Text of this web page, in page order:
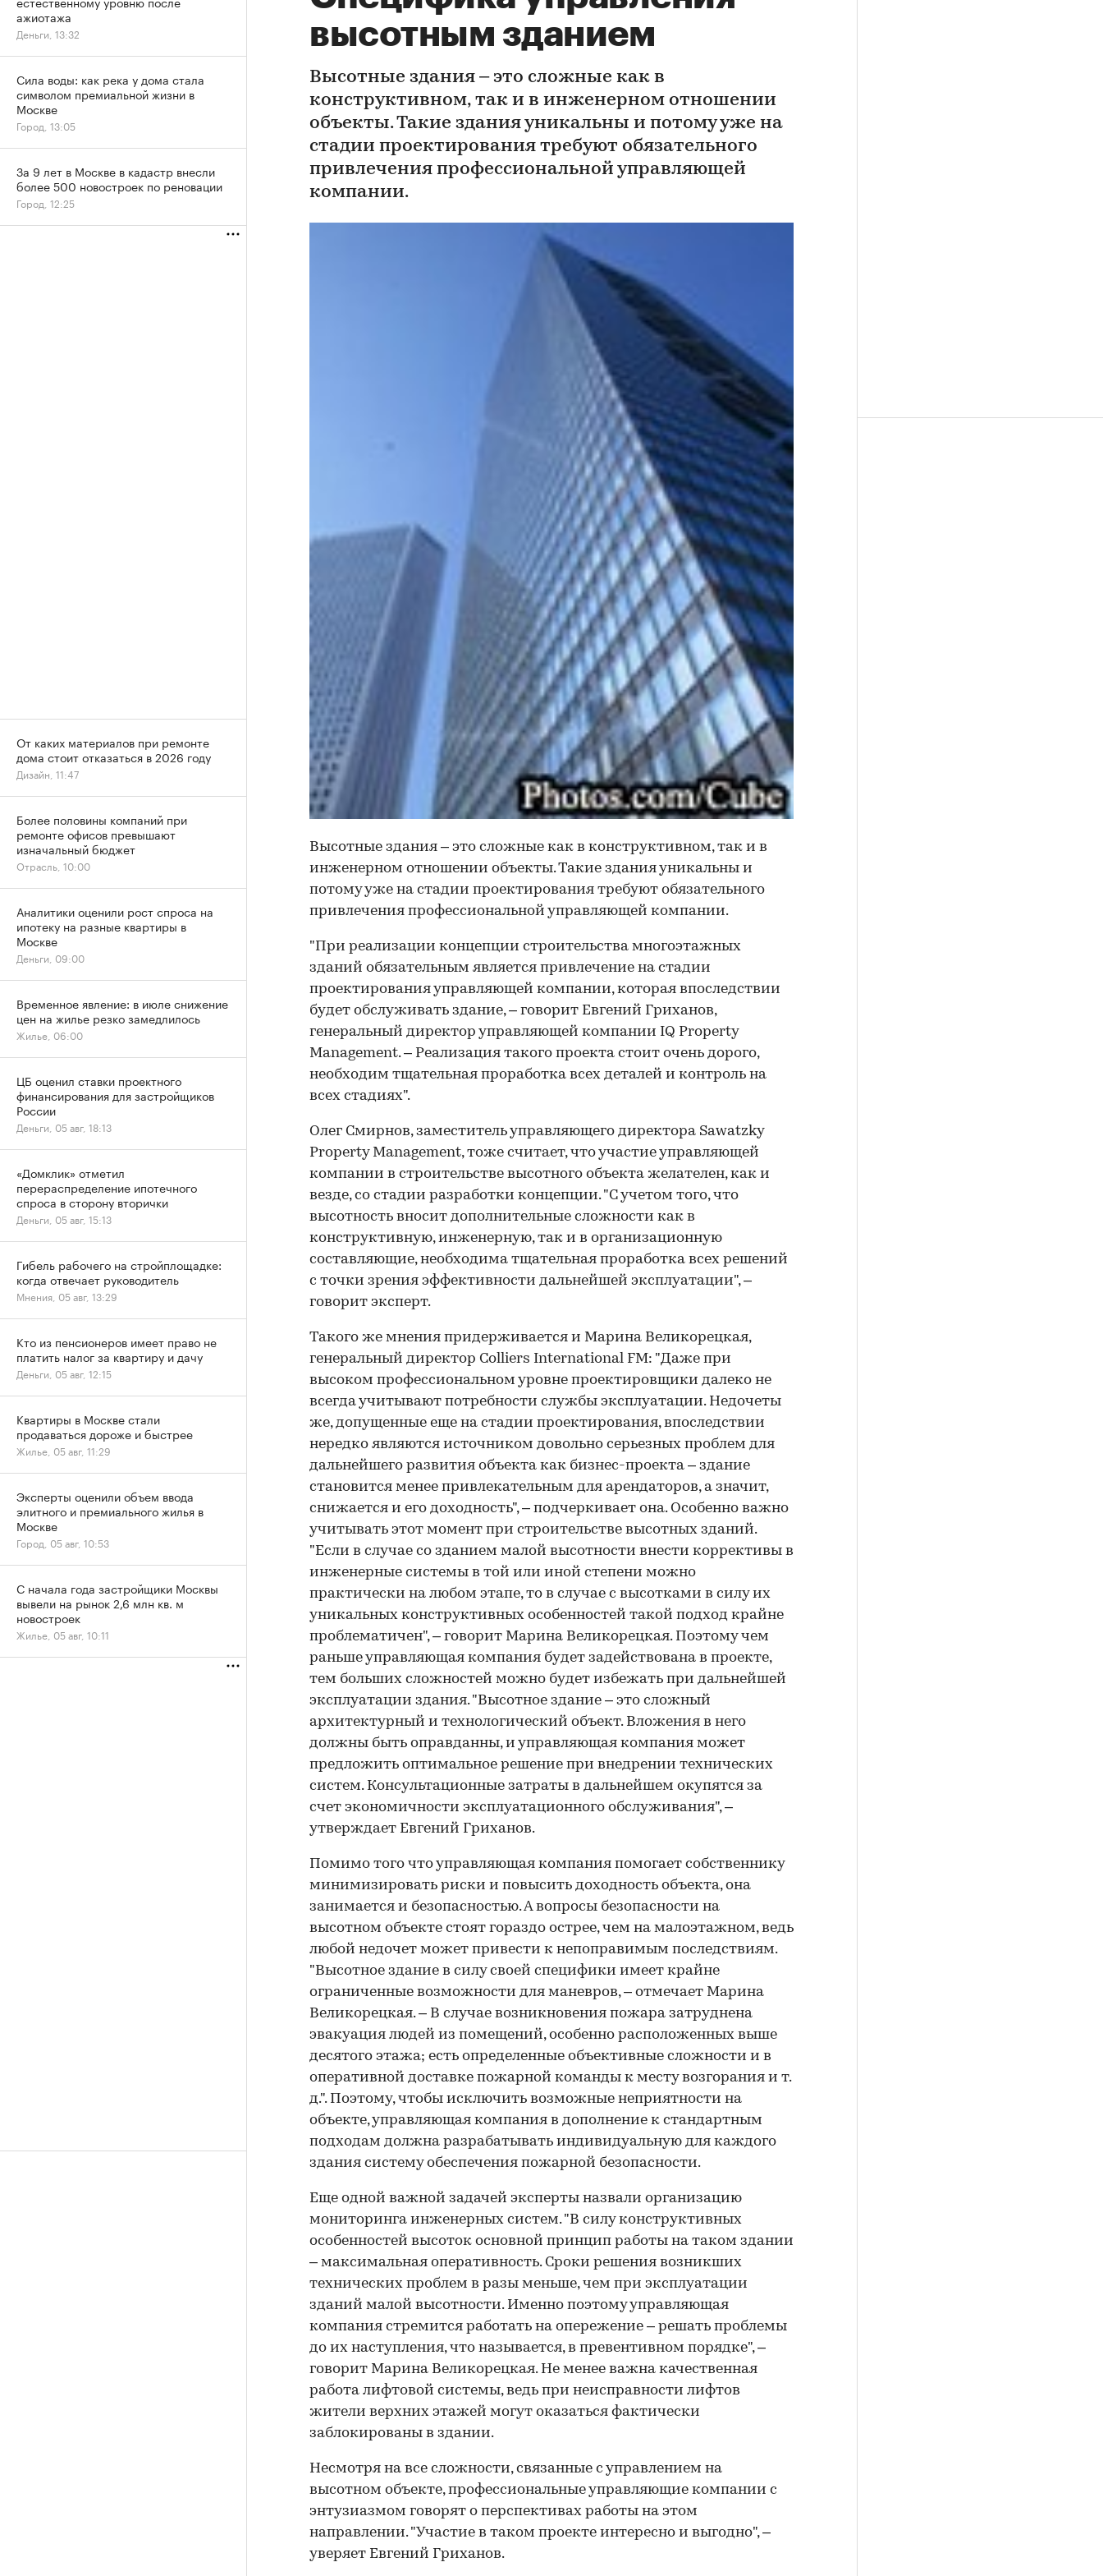
высотным зданием
Высотные здания – это сложные как в
конструктивном, так и в инженерном отношении
объекты. Такие здания уникальны и потому уже на
стадии проектирования требуют обязательного
привлечения профессиональной управляющей
компании.
Высотные здания – это сложные как в конструктивном, так и в
инженерном отношении объекты. Такие здания уникальны и
потому уже на стадии проектирования требуют обязательного
привлечения профессиональной управляющей компании.
"При реализации концепции строительства многоэтажных
зданий обязательным является привлечение на стадии
проектирования управляющей компании, которая впоследствии
будет обслуживать здание, – говорит Евгений Гриханов,
генеральный директор управляющей компании IQ Property
Management. – Реализация такого проекта стоит очень дорого,
необходим тщательная проработка всех деталей и контроль на
всех стадиях".
Олег Смирнов, заместитель управляющего директора Sawatzky
Property Management, тоже считает, что участие управляющей
компании в строительстве высотного объекта желателен, как и
везде, со стадии разработки концепции. "С учетом того, что
высотность вносит дополнительные сложности как в
конструктивную, инженерную, так и в организационную
составляющие, необходима тщательная проработка всех решений
с точки зрения эффективности дальнейшей эксплуатации", –
говорит эксперт.
Такого же мнения придерживается и Марина Великорецкая,
генеральный директор Colliers International FM: "Даже при
высоком профессиональном уровне проектировщики далеко не
всегда учитывают потребности службы эксплуатации. Недочеты
же, допущенные еще на стадии проектирования, впоследствии
нередко являются источником довольно серьезных проблем для
дальнейшего развития объекта как бизнес-проекта – здание
становится менее привлекательным для арендаторов, а значит,
снижается и его доходность", – подчеркивает она. Особенно важно
учитывать этот момент при строительстве высотных зданий.
"Если в случае со зданием малой высотности внести коррективы в
инженерные системы в той или иной степени можно
практически на любом этапе, то в случае с высотками в силу их
уникальных конструктивных особенностей такой подход крайне
проблематичен", – говорит Марина Великорецкая. Поэтому чем
раньше управляющая компания будет задействована в проекте,
тем больших сложностей можно будет избежать при дальнейшей
эксплуатации здания. "Высотное здание – это сложный
архитектурный и технологический объект. Вложения в него
должны быть оправданны, и управляющая компания может
предложить оптимальное решение при внедрении технических
систем. Консультационные затраты в дальнейшем окупятся за
счет экономичности эксплуатационного обслуживания", –
утверждает Евгений Гриханов.
Помимо того что управляющая компания помогает собственнику
минимизировать риски и повысить доходность объекта, она
занимается и безопасностью. А вопросы безопасности на
высотном объекте стоят гораздо острее, чем на малоэтажном, ведь
любой недочет может привести к непоправимым последствиям.
"Высотное здание в силу своей специфики имеет крайне
ограниченные возможности для маневров, – отмечает Марина
Великорецкая. – В случае возникновения пожара затруднена
эвакуация людей из помещений, особенно расположенных выше
десятого этажа; есть определенные объективные сложности и в
оперативной доставке пожарной команды к месту возгорания и т.
д.". Поэтому, чтобы исключить возможные неприятности на
объекте, управляющая компания в дополнение к стандартным
подходам должна разрабатывать индивидуальную для каждого
здания систему обеспечения пожарной безопасности.
Еще одной важной задачей эксперты назвали организацию
мониторинга инженерных систем. "В силу конструктивных
особенностей высоток основной принцип работы на таком здании
– максимальная оперативность. Сроки решения возникших
технических проблем в разы меньше, чем при эксплуатации
зданий малой высотности. Именно поэтому управляющая
компания стремится работать на опережение – решать проблемы
до их наступления, что называется, в превентивном порядке", –
говорит Марина Великорецкая. Не менее важна качественная
работа лифтовой системы, ведь при неисправности лифтов
жители верхних этажей могут оказаться фактически
заблокированы в здании.
Несмотря на все сложности, связанные с управлением на
высотном объекте, профессиональные управляющие компании с
энтузиазмом говорят о перспективах работы на этом
направлении. "Участие в таком проекте интересно и выгодно", –
уверяет Евгений Гриханов.
ажиотажа
Деньги, 13:32
Сила воды: как река у дома стала
символом премиальной жизни в
Москве
Город, 13:05
За 9 лет в Москве в кадастр внесли
более 500 новостроек по реновации
Город, 12:25
От каких материалов при ремонте
дома стоит отказаться в 2026 году
Дизайн, 11:47
Более половины компаний при
ремонте офисов превышают
изначальный бюджет
Отрасль, 10:00
Аналитики оценили рост спроса на
ипотеку на разные квартиры в
Москве
Деньги, 09:00
Временное явление: в июле снижение
цен на жилье резко замедлилось
Жилье, 06:00
ЦБ оценил ставки проектного
финансирования для застройщиков
России
Деньги, 05 авг, 18:13
«Домклик» отметил
перераспределение ипотечного
спроса в сторону вторички
Деньги, 05 авг, 15:13
Гибель рабочего на стройплощадке:
когда отвечает руководитель
Мнения, 05 авг, 13:29
Кто из пенсионеров имеет право не
платить налог за квартиру и дачу
Деньги, 05 авг, 12:15
Квартиры в Москве стали
продаваться дороже и быстрее
Жилье, 05 авг, 11:29
Эксперты оценили объем ввода
элитного и премиального жилья в
Москве
Город, 05 авг, 10:53
С начала года застройщики Москвы
вывели на рынок 2,6 млн кв. м
новостроек
Жилье, 05 авг, 10:11